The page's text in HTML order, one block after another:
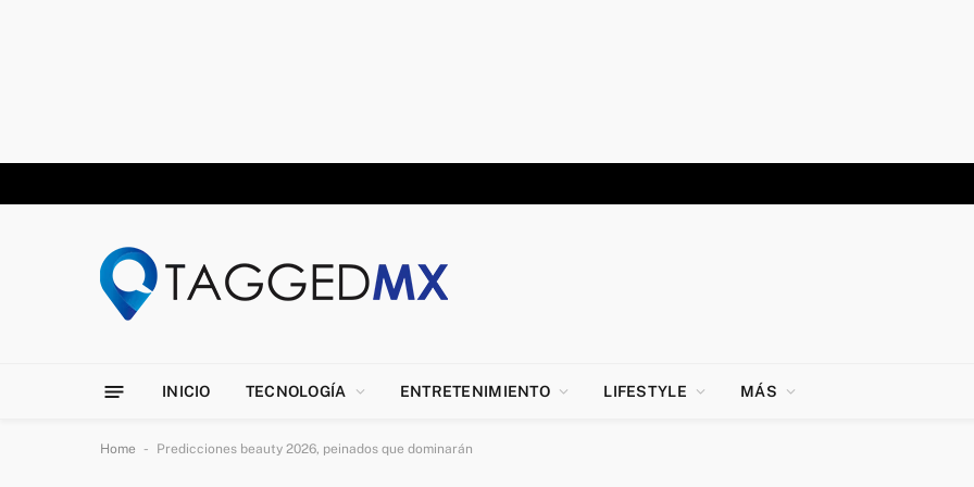
INICIO TECNOLOGÍA ENTRETENIMIENTO LIFESTYLE MÁS
Home - Predicciones beauty 2026, peinados que dominarán